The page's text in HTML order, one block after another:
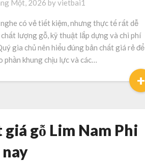
Một, 2026 byvietbai1
có vẻ tiết kiệm, nhưng thực tế rất dễ
lượng gỗ, kỹ thuật lắp dựng và chi phí
gia chủ nên hiểu đúng bản chất giá rẻ để
phần khung chịu lực và các…
+
giá gỗ Lim Nam Phi